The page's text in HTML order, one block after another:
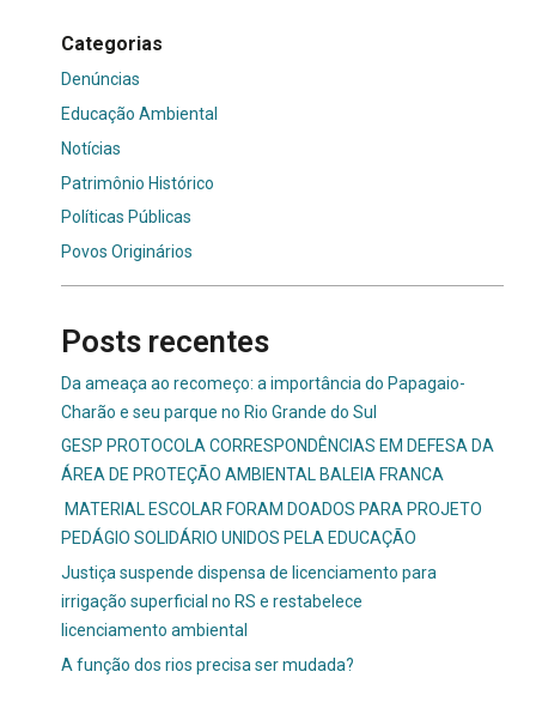
Categorias
Denúncias
Educação Ambiental
Notícias
Patrimônio Histórico
Políticas Públicas
Povos Originários
Posts recentes
Da ameaça ao recomeço: a importância do Papagaio-
Charão e seu parque no Rio Grande do Sul
GESP PROTOCOLA CORRESPONDÊNCIAS EM DEFESA DA
ÁREA DE PROTEÇÃO AMBIENTAL BALEIA FRANCA
MATERIAL ESCOLAR FORAM DOADOS PARA PROJETO
PEDÁGIO SOLIDÁRIO UNIDOS PELA EDUCAÇÃO
Justiça suspende dispensa de licenciamento para
irrigação superficial no RS e restabelece
licenciamento ambiental
A função dos rios precisa ser mudada?